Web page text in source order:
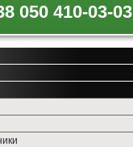
050 410-03-03